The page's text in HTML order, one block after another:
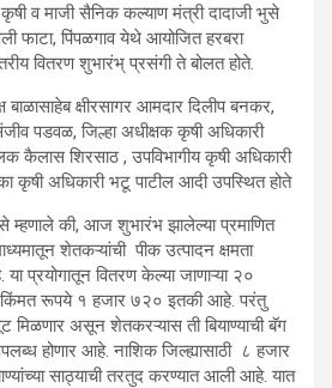
व माजी सैनिक कल्याण मंत्री दादाजी भुसे
पिंपळगाव येथे आयोजित हरबरा
वितरण शुभारंभ् प्रसंगी ते बोलत होते.
बाळासाहेब क्षीरसागर आमदार दिलीप बनकर,
पडवळ, जिल्हा अधीक्षक कृषी अधिकारी
कैलास शिरसाठ , उपविभागीय कृषी अधिकारी
कृषी अधिकारी भटू पाटील आदी उपस्थित होते
म्हणाले की, आज शुभारंभ झालेल्या प्रमाणित
शेतकऱ्यांची पीक उत्पादन क्षमता
प्रयोगातून वितरण केल्या जाणाऱ्या २०
किंमत रूपये १ हजार ७२० इतकी आहे. परंतु
असून शेतकरऱ्यास ती बियाण्याची बॅग
होणार आहे. नाशिक जिल्ह्यासाठी ८ हजार
साठ्याची तरतुद करण्यात आली आहे. यात